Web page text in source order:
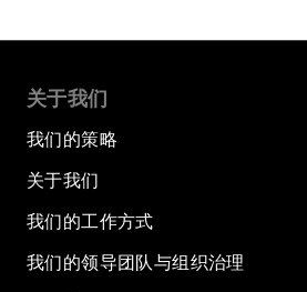
关于我们
我们的策略
关于我们
我们的工作方式
我们的领导团队与组织治理